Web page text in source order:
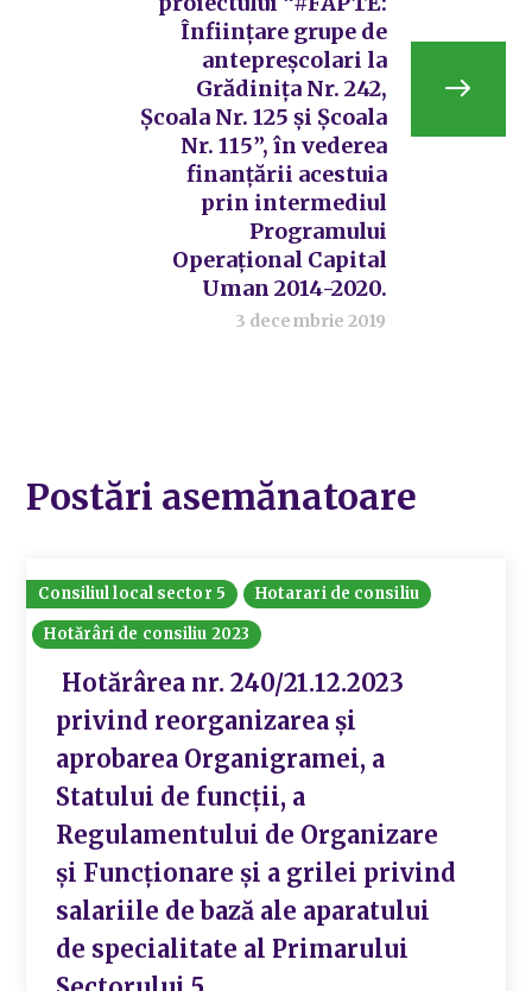
Înființare grupe de
antepreșcolari la
Grădinița Nr. 242,
Școala Nr. 125 și Școala
Nr. 115”, în vederea
finanțării acestuia
prin intermediul
Programului
Operațional Capital
Uman 2014-2020.
3 decembrie 2019
Postări asemănatoare
Consiliul local sector 5
Hotarari de consiliu
Hotărâri de consiliu 2023
Hotărârea nr. 240/21.12.2023
privind reorganizarea și
aprobarea Organigramei, a
Statului de funcții, a
Regulamentului de Organizare
și Funcționare și a grilei privind
salariile de bază ale aparatului
de specialitate al Primarului